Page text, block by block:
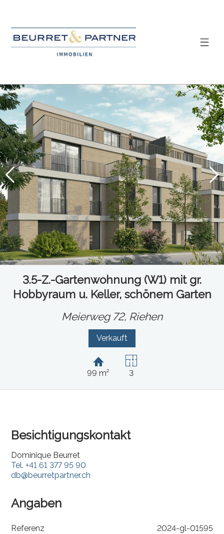
3.5-Z.-Gartenwohnung (W1) mit gr.
Hobbyraum u. Keller, schönem Garten
Meierweg 72, Riehen
Verkauft
99 m² 3
Besichtigungskontakt
Dominique Beurret
Tel.+41 61 377 95 90
db@beurretpartner.ch
Angaben
Referenz 2024-gl-01595